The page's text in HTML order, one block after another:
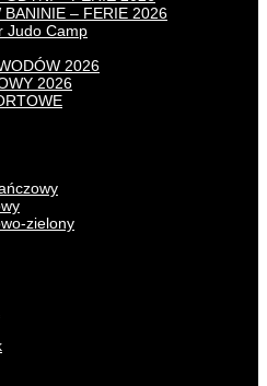
BANINIE – FERIE 2026
Judo Camp
2026
2026
zielony